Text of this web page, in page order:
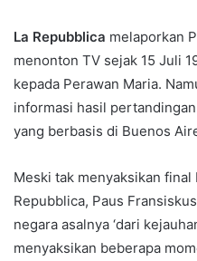
La Repubblica melaporkan
menonton TV sejak 15 Juli
kepada Perawan Maria.
informasi hasil
yang berbasis di Buenos
Meski tak menyaksikan
Repubblica, Paus
negara asalnya ‘dari
menyaksikan beberapa